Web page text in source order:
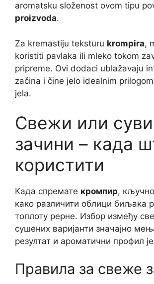
aromatsku složenost ovom tipu
proizvoda.
Za kremastiju teksturu krompira,
koristiti pavlaka ili mleko tokom
pripreme. Ovi dodaci ublažavaju
začina i čine jelo idealnim
jela.
Свежи или суви
зачини – када
користити
Када спремате кромпир, кључно
како различити облици биљака
топлоту рерне. Избор између
сушених варијанти значајно
резултат и ароматични профил
Правила за свеже